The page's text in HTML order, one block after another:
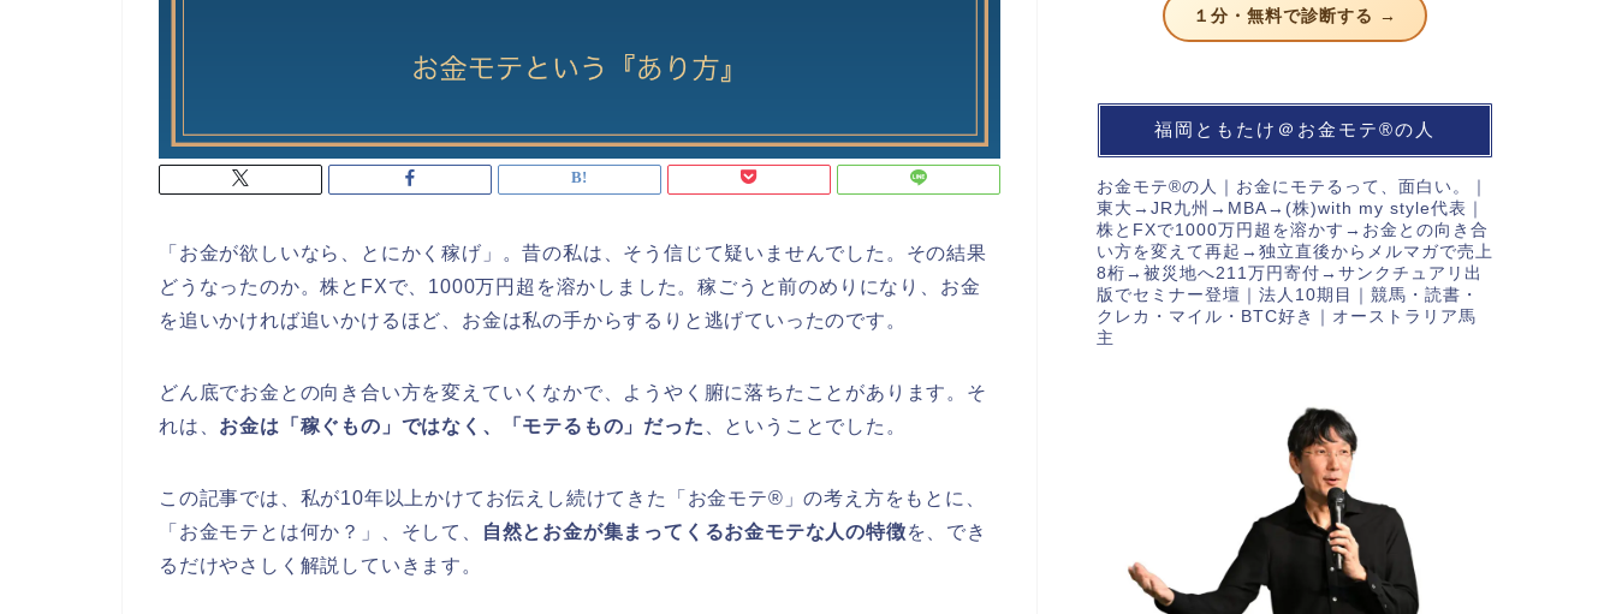
「お金が欲しいなら、とにかく稼げ」。昔の私は、そう信じて疑いませんでした。その結果
どうなったのか。株とFXで、1000万円超を溶かしました。稼ごうと前のめりになり、お金
を追いかければ追いかけるほど、お金は私の手からするりと逃げていったのです。
どん底でお金との向き合い方を変えていくなかで、ようやく腑に落ちたことがあります。そ
れは、 お金は「稼ぐもの」ではなく、「モテるもの」だった 、ということでした。
この記事では、私が10年以上かけてお伝えし続けてきた「お金モテ®」の考え方をもとに、
「お金モテとは何か？」、そして、
自然とお金が集まってくるお金モテな人の特徴を、でき
るだけやさしく解説していきます。
１分・無料で診断する →
福岡ともたけ＠お金モテ®の人
お金モテ®の人｜お金にモテるって、面白い。｜
東大→JR九州→MBA→(株)with my style代表｜
株とFXで1000万円超を溶かす→お金との向き合
い方を変えて再起→独立直後からメルマガで売上
8桁→被災地へ211万円寄付→サンクチュアリ出
版でセミナー登壇｜法人10期目｜競馬・読書・
クレカ・マイル・BTC好き｜オーストラリア馬
主